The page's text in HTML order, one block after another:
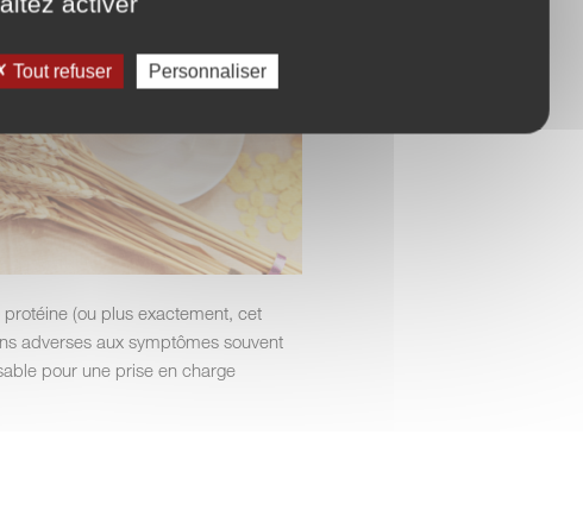
(ou plus exactement, cet
adverses aux symptômes souvent
pour une prise en charge
Tout refuser Personnaliser